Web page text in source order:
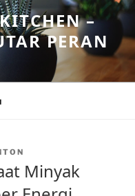
–
PERAN
Minyak